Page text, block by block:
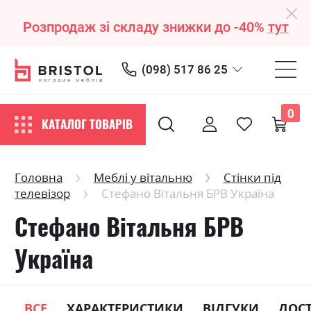
Розпродаж зі складу знижки до -40% тут
(098) 517 86 25
КАТАЛОГ ТОВАРІВ
0
Головна Меблі у вітальню
Стінки під
телевізор
Стефано Вітальня БРВ Україна
Стефано Вітальня БРВ
Україна